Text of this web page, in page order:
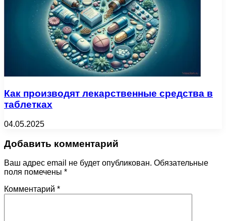
Как производят лекарственные средства в
таблетках
04.05.2025
Добавить комментарий
Ваш адрес email не будет опубликован. Обязательные
поля помечены *
Комментарий *